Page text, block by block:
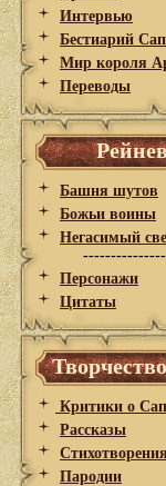
Интервью
Бестиарий
Мир короля
Переводы
Башня шутов
Божьи воины
Негасимый
Персонажи
Цитаты
Критики о
Рассказы
Стихотворения
Пародии